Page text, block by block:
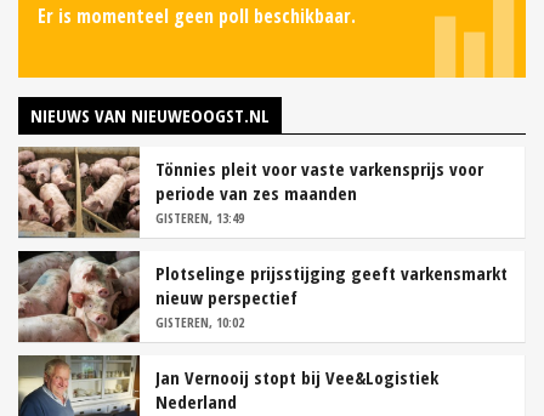
Er is momenteel geen poll beschikbaar.
NIEUWS VAN NIEUWEOOGST.NL
Tönnies pleit voor vaste varkensprijs voor
periode van zes maanden
GISTEREN, 13:49
Plotselinge prijsstijging geeft varkensmarkt
nieuw perspectief
GISTEREN, 10:02
Jan Vernooij stopt bij Vee&Logistiek
Nederland